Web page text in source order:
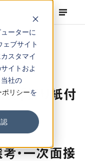
ーターに
ブサイト
スタマイ
イトおよ
社の
ポリシーを
度「折り紙付
・一次面接